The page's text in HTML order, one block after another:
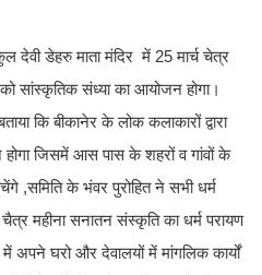
देवी डेहरु माता मंदिर में 25 मार्च चेत्र
सांस्कृतिक संध्या का आयोजन होगा।
कि बीकानेर के लोक कलाकारों द्वारा
जिसमें आस पास के शहरों व गांवों के
,समिति के भंवर पुरोहित ने सभी धर्म
महीना सनातन संस्कृति का धर्म परायण
अपने घरो और देवालयों में मांगलिक कार्यों